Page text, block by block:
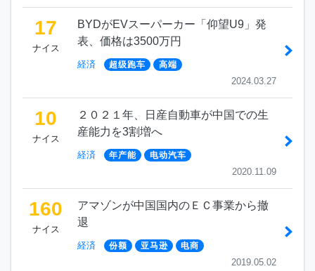
17
ナイス
BYDがEVスーパーカー「仰望U9」発
表、価格は3500万円
経済 超级跑车 高端
2024.03.27
10
ナイス
２０２１年、日産自動車が中国での生
産能力を3割増へ
経済 年产能 电动汽车
2020.11.09
160
ナイス
アマゾンが中国国内のＥＣ事業から撤
退
経済 份额 亚马逊 电商
2019.05.02